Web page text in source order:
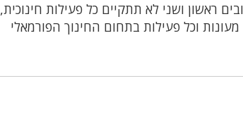
ראשון ושני לא תתקיים כל פעילות חינוכית,
וכל פעילות בתחום החינוך הפורמאלי